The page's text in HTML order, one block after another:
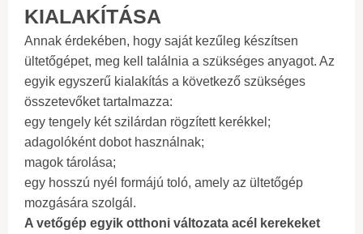
KIALAKÍTÁSA
Annak érdekében, hogy saját kezűleg készítsen
ültetőgépet, meg kell találnia a szükséges anyagot. Az
egyik egyszerű kialakítás a következő szükséges
összetevőket tartalmazza:
egy tengely két szilárdan rögzített kerékkel;
adagolóként dobot használnak;
magok tárolása;
egy hosszú nyél formájú toló, amely az ültetőgép
mozgására szolgál.
A vetőgép egyik otthoni változata acél kerekeket